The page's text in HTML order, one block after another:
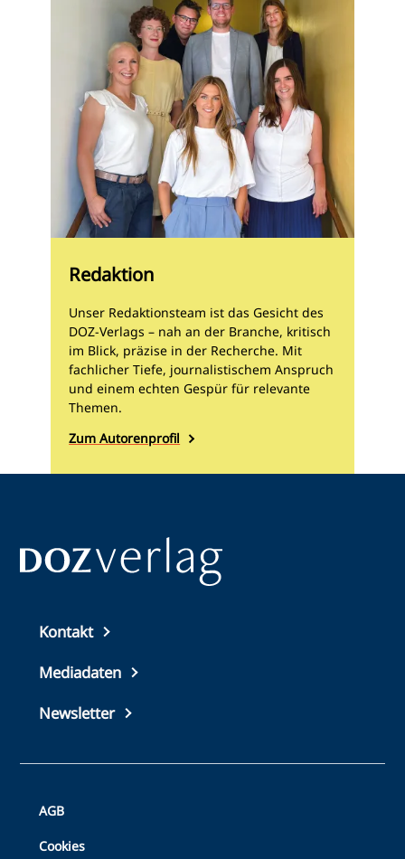
Redaktion
Unser Redaktionsteam ist das Gesicht des
DOZ-Verlags – nah an der Branche, kritisch
im Blick, präzise in der Recherche. Mit
fachlicher Tiefe, journalistischem Anspruch
und einem echten Gespür für relevante
Themen.
Zum Autorenprofil
Top
footer
Kontakt
Mediadaten
Newsletter
Bottom
Footer
AGB
Cookies